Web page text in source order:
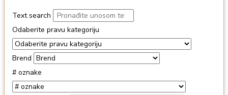
Text search
Odaberite pravu kategoriju
Brend
# oznake